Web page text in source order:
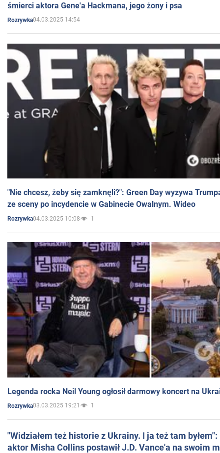
śmierci aktora Gene'a Hackmana, jego żony i psa
Rozrywka04.03.2025 14:54
"Nie chcesz, żeby się zamknęli?": Green Day wyzywa
ze sceny po incydencie w Gabinecie Owalnym. Wideo
Rozrywka04.03.2025 10:08 1
Legenda rocka Neil Young ogłosił darmowy koncert na
Rozrywka03.03.2025 19:21 1
"Widziałem też historie z Ukrainy. I ja też tam
aktor Misha Collins postawił J.D. Vance'a na swoim